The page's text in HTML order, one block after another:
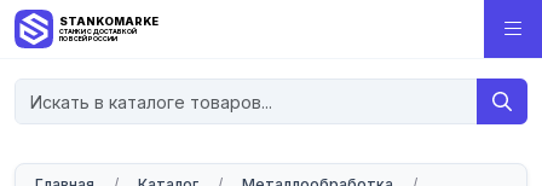
STANKOMARKET
СТАНКИ С ДОСТАВКОЙ
ПО ВСЕЙ РОССИИ